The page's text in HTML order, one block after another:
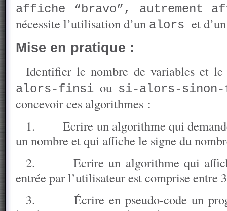
affiche “bravo”, autrement
nécessite l’utilisation d’un alors et
Mise en pratique :
Identifier le nombre de variables et
alors-finsi ou si-alors-
concevoir ces algorithmes :
1.
Ecrire un algorithme qui
un nombre et qui affiche le signe du
2.
Ecrire un algorithme qui
entrée par l’utilisateur est comprise entre
3.
Écrire en pseudo-code un